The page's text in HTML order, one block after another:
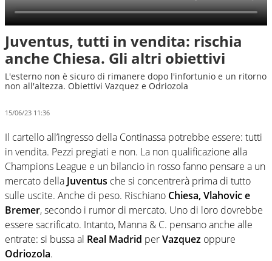
Juventus, tutti in vendita: rischia
anche Chiesa. Gli altri obiettivi
L'esterno non è sicuro di rimanere dopo l'infortunio e un ritorno
non all'altezza. Obiettivi Vazquez e Odriozola
15/06/23 11:36
Il cartello all’ingresso della Continassa potrebbe essere: tutti
in vendita. Pezzi pregiati e non. La non qualificazione alla
Champions League e un bilancio in rosso fanno pensare a un
mercato della Juventus che si concentrerà prima di tutto
sulle uscite. Anche di peso. Rischiano Chiesa, Vlahovic e
Bremer, secondo i rumor di mercato. Uno di loro dovrebbe
essere sacrificato. Intanto, Manna & C. pensano anche alle
entrate: si bussa al Real Madrid perVazquez oppure
Odriozola.